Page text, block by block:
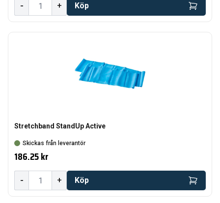
- + Köp
Stretchband StandUp Active
Skickas från leverantör
186.25 kr
- + Köp